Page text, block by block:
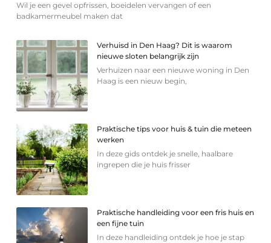
Wil je een gevel opfrissen, boeidelen vervangen of een
badkamermeubel maken dat
Verhuisd in Den Haag? Dit is waarom
nieuwe sloten belangrijk zijn
Verhuizen naar een nieuwe woning in Den
Haag is een nieuw begin,
Praktische tips voor huis & tuin die meteen
werken
In deze gids ontdek je snelle, haalbare
ingrepen die je huis frisser
Praktische handleiding voor een fris huis en
een fijne tuin
In deze handleiding ontdek je hoe je stap